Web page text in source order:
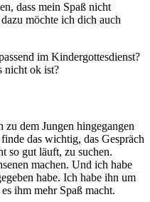
dass mein Spaß nicht
möchte ich dich auch
im Kindergottesdienst?
nicht ok ist?
dem Jungen hingegangen
das wichtig, das Gespräch
so gut läuft, zu suchen.
machen. Und ich habe
habe. Ich habe ihn um
ihm mehr Spaß macht.